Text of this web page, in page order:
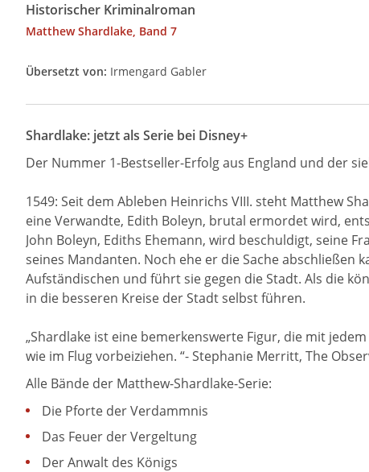
Historischer Kriminalroman
Matthew Shardlake, Band 7
Übersetzt von: Irmengard Gabler
Shardlake: jetzt als Serie bei Disney+
Der Nummer 1-Bestseller-Erfolg aus England und der
1549: Seit dem Ableben Heinrichs VIII. steht Matthew
eine Verwandte, Edith Boleyn, brutal ermordet wird,
John Boleyn, Ediths Ehemann, wird beschuldigt, seine
seines Mandanten. Noch ehe er die Sache abschließen
Aufständischen und führt sie gegen die Stadt. Als die
in die besseren Kreise der Stadt selbst führen.
„Shardlake ist eine bemerkenswerte Figur, die mit
wie im Flug vorbeiziehen. “- Stephanie Merritt, The
Alle Bände der Matthew-Shardlake-Serie:
Die Pforte der Verdammnis
Das Feuer der Vergeltung
Der Anwalt des Königs